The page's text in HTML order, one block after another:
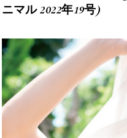
ニマル 2022年19号)